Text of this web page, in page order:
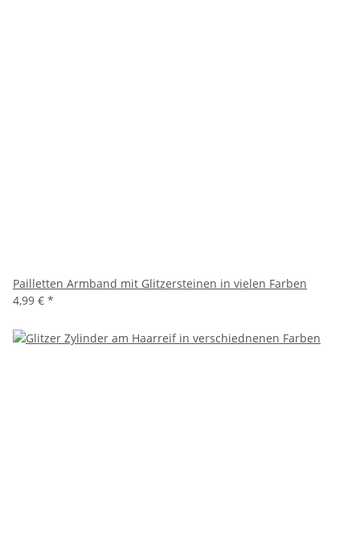
Pailletten Armband mit Glitzersteinen in vielen Farben
4,99 € *